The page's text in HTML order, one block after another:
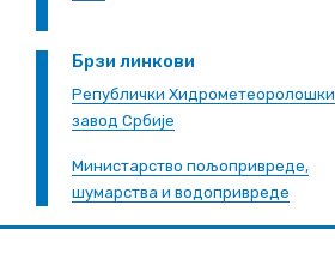
Брзи линкови
Републички Хидрометеоролошки
завод Србије
Министарство пољопривреде,
шумарства и водопривреде